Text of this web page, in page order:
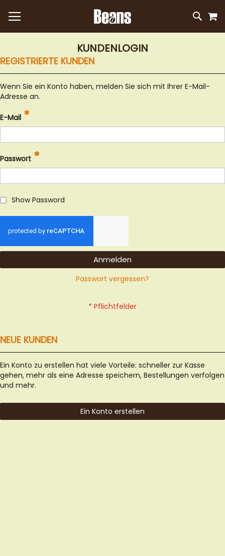
DIREKT
ZUM
INHALT
KUNDENLOGIN
REGISTRIERTE KUNDEN
Wenn Sie ein Konto haben, melden Sie sich mit Ihrer E-Mail-
Adresse an.
E-Mail
Passwort
Show Password
Anmelden
Passwort vergessen?
NEUE KUNDEN
Ein Konto zu erstellen hat viele Vorteile: schneller zur Kasse
gehen, mehr als eine Adresse speichern, Bestellungen verfolgen
und mehr.
Ein Konto erstellen